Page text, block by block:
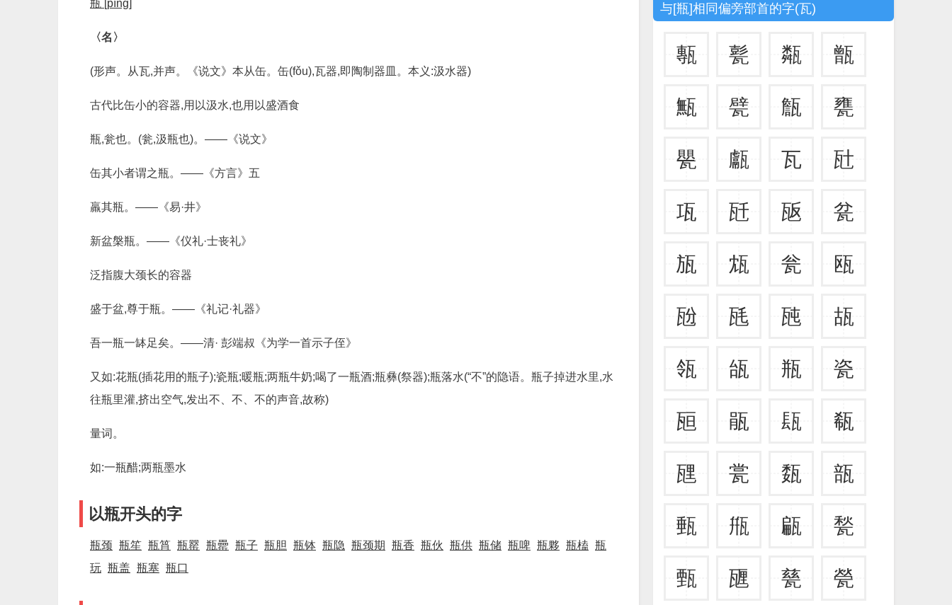
瓶 [píng]
〈名〉
(形声。从瓦,并声。《说文》本从缶。缶(fǒu),瓦器,即陶制器皿。本义:汲水器)
古代比缶小的容器,用以汲水,也用以盛酒食
瓶,瓮也。(瓮,汲瓶也)。——《说文》
缶其小者谓之瓶。——《方言》五
羸其瓶。——《易·井》
新盆槃瓶。——《仪礼·士丧礼》
泛指腹大颈长的容器
盛于盆,尊于瓶。——《礼记·礼器》
吾一瓶一缽足矣。——清· 彭端叔《为学一首示子侄》
又如:花瓶(插花用的瓶子);瓷瓶;暖瓶;两瓶牛奶;喝了一瓶酒;瓶彝(祭器);瓶落水(“不”的隐语。瓶子掉进水里,水
往瓶里灌,挤出空气,发出不、不、不的声音,故称)
量词。
如:一瓶醋;两瓶墨水
以瓶开头的字
瓶颈 瓶笙 瓶筲 瓶罂 瓶罍 瓶子 瓶胆 瓶钵 瓶隐 瓶颈期 瓶香 瓶伙 瓶供 瓶储 瓶啤 瓶夥 瓶榼 瓶
玩 瓶盖 瓶塞 瓶口
与[瓶]相同偏旁部首的字(瓦)
甎 甏 甐 甑
甒 甓 甔 甕
甖 甗 瓦 瓧
瓨 瓩 瓪 瓫
瓬 瓭 瓮 瓯
瓰 瓱 瓲 瓳
瓴 瓵 瓶 瓷
瓸 瓹 瓺 瓻
瓼 瓽 瓾 瓿
甀 甁 甂 甃
甄 甅 甆 甇